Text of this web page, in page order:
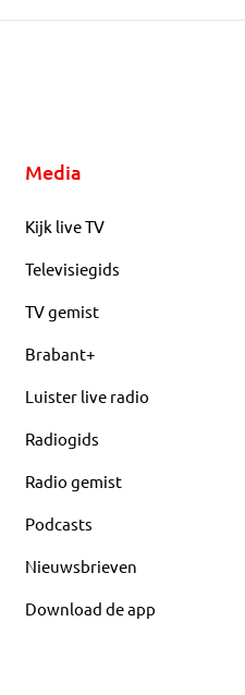
Media
Kijk live TV
Televisiegids
TV gemist
Brabant+
Luister live radio
Radiogids
Radio gemist
Podcasts
Nieuwsbrieven
Download de app